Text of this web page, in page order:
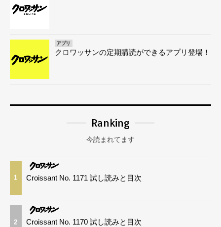
アプリ
クロワッサンの定期購読ができるアプリ登場！
Ranking
今読まれてます
1 Croissant No. 1171 試し読みと目次
2 Croissant No. 1170 試し読みと目次